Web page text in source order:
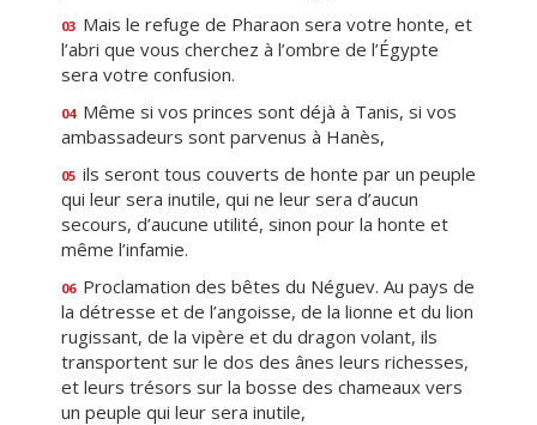
03 Mais le refuge de Pharaon sera votre honte, et
l’abri que vous cherchez à l’ombre de l’Égypte
sera votre confusion.
04 Même si vos princes sont déjà à Tanis, si vos
ambassadeurs sont parvenus à Hanès,
05 ils seront tous couverts de honte par un peuple
qui leur sera inutile, qui ne leur sera d’aucun
secours, d’aucune utilité, sinon pour la honte et
même l’infamie.
06 Proclamation des bêtes du Néguev. Au pays de
la détresse et de l’angoisse, de la lionne et du lion
rugissant, de la vipère et du dragon volant, ils
transportent sur le dos des ânes leurs richesses,
et leurs trésors sur la bosse des chameaux vers
un peuple qui leur sera inutile,